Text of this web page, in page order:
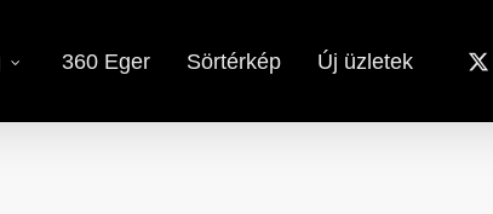
360 Eger Sörtérkép Új üzletek
x-